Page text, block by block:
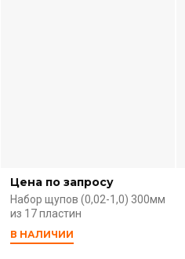
Цена по запросу
Набор щупов (0,02-1,0) 300мм
из 17 пластин
В НАЛИЧИИ